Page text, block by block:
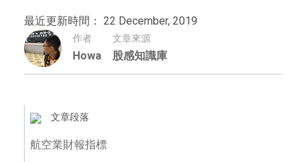
最近更新時間： 22 December, 2019
作者
Howa
文章來源
股感知識庫
文章段落
航空業財報指標